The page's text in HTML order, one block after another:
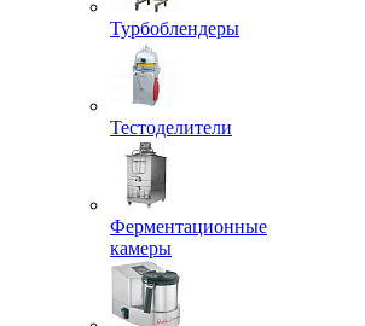
Турбоблендеры
Тестоделители
Ферментационные
камеры